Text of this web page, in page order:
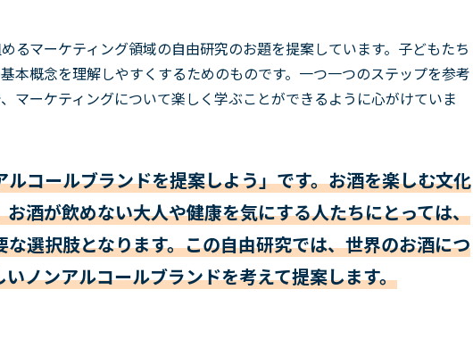
るマーケティング領域の自由研究のお題を提案しています。子どもたち
本概念を理解しやすくするためのものです。一つ一つのステップを参考
マーケティングについて楽しく学ぶことができるように心がけていま
コールブランドを提案しよう」です。お酒を楽しむ文化
酒が飲めない大人や健康を気にする人たちにとっては、
選択肢となります。この自由研究では、世界のお酒につ
ノンアルコールブランドを考えて提案します。